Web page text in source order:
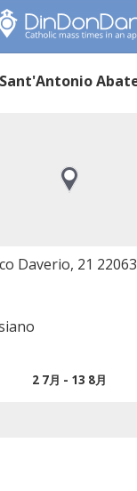
Sant'Antonio
Daverio, 21
2 7月 - 13 8月